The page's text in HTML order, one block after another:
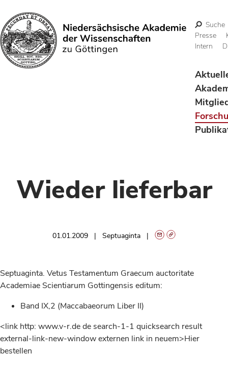
Suchen
Suche
Presse
Intern
Wieder lieferbar
01.01.2009 Septuaginta
Septuaginta. Vetus Testamentum Graecum auctoritate
Academiae Scientiarum Gottingen­sis editum:
Band IX,2 (Maccabaeorum Liber II)
<link http: www.v-r.de de search-1-1 quicksearch result
external-link-new-window externen link in neuem>Hier
bestellen